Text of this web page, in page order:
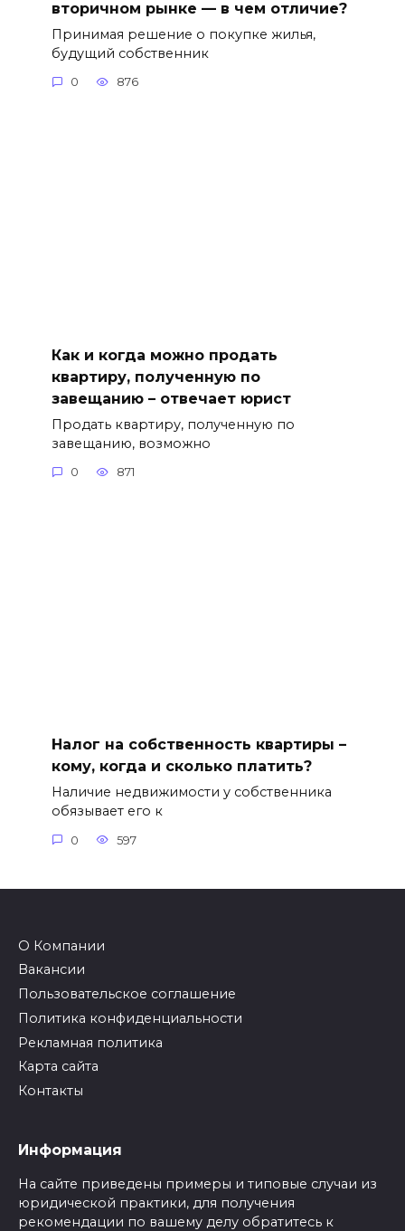
вторичном рынке — в чем отличие?
Принимая решение о покупке жилья,
будущий собственник
0 876
Как и когда можно продать
квартиру, полученную по
завещанию – отвечает юрист
Продать квартиру, полученную по
завещанию, возможно
0 871
Налог на собственность квартиры –
кому, когда и сколько платить?
Наличие недвижимости у собственника
обязывает его к
0 597
О Компании
Вакансии
Пользовательское соглашение
Политика конфиденциальности
Рекламная политика
Карта сайта
Контакты
Информация
На сайте приведены примеры и типовые случаи из
юридической практики, для получения
рекомендации по вашему делу обратитесь к